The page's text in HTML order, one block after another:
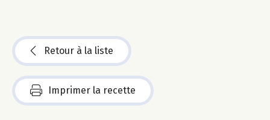
Retour à la liste
Imprimer la recette